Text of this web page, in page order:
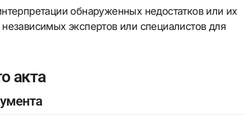
обнаруженных недостатков или их
экспертов или специалистов для
акта